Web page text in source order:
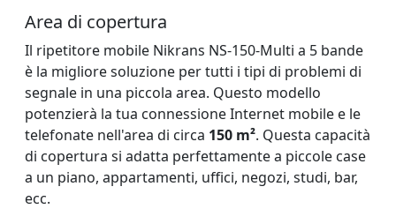
Area di copertura
Il ripetitore mobile Nikrans NS-150-Multi a 5 bande
è la migliore soluzione per tutti i tipi di problemi di
segnale in una piccola area. Questo modello
potenzierà la tua connessione Internet mobile e le
telefonate nell'area di circa 150 m². Questa capacità
di copertura si adatta perfettamente a piccole case
a un piano, appartamenti, uffici, negozi, studi, bar,
ecc.